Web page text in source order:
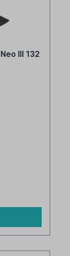
III 132